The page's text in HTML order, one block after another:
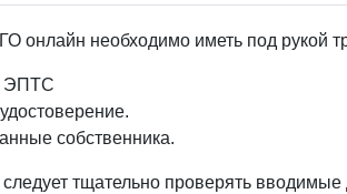
онлайн необходимо иметь под рукой
ЭПТС
собственника.
тщательно проверять